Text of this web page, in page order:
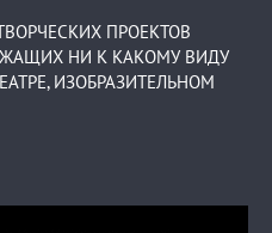
ПРОЕКТОВ
НИ К КАКОМУ ВИДУ
ИЗОБРАЗИТЕЛЬНОМ